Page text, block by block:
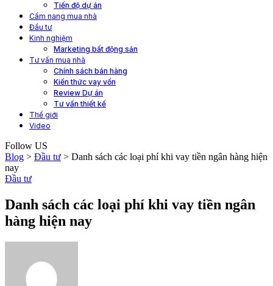
Tiến độ dự án
Cẩm nang mua nhà
Đầu tư
Kinh nghiệm
Marketing bất động sản
Tư vấn mua nhà
Chính sách bán hàng
Kiến thức vay vốn
Review Dự án
Tư vấn thiết kế
Thế giới
Video
Follow US
Blog > Đầu tư > Danh sách các loại phí khi vay tiền ngân hàng hiện
nay
Đầu tư
Danh sách các loại phí khi vay tiền ngân
hàng hiện nay